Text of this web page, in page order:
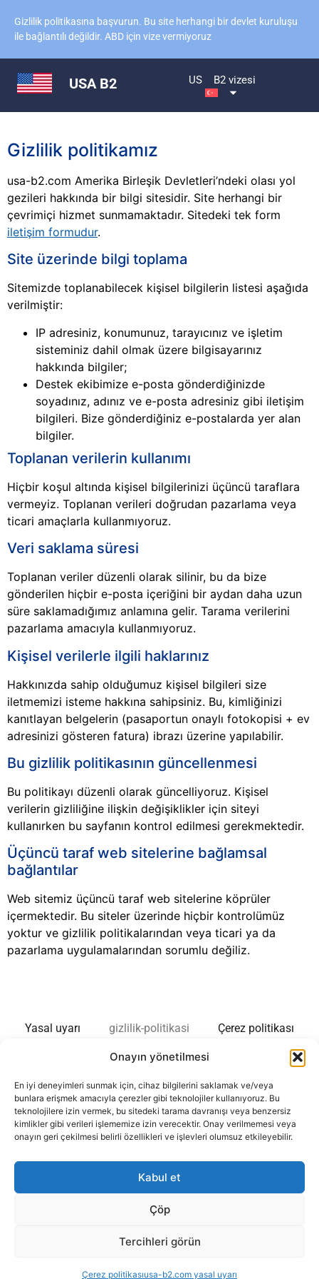
Onayın yönetilmesi
En iyi deneyimleri sunmak için, cihaz bilgilerini saklamak ve/veya
bunlara erişmek amacıyla çerezler gibi teknolojiler kullanıyoruz. Bu
teknolojilere izin vermek, bu sitedeki tarama davranışı veya benzersiz
kimlikler gibi verileri işlememize izin verecektir. Onay verilmemesi veya
onayın geri çekilmesi belirli özellikleri ve işlevleri olumsuz etkileyebilir.
Kabul et
Çöp
Tercihleri görün
Çerez politikasıusa-b2.com yasal uyarı
Gizlilik politikasına başvurun. Bu site herhangi bir devlet kuruluşu
ile bağlantılı değildir. ABD için vize vermiyoruz
USA B2 US B2 vizesi
Gizlilik politikamız
usa-b2.com Amerika Birleşik Devletleri’ndeki olası yol
gezileri hakkında bir bilgi sitesidir. Site herhangi bir
çevrimiçi hizmet sunmamaktadır. Sitedeki tek form
iletişim formudur.
Site üzerinde bilgi toplama
Sitemizde toplanabilecek kişisel bilgilerin listesi aşağıda
verilmiştir:
IP adresiniz, konumunuz, tarayıcınız ve işletim
sisteminiz dahil olmak üzere bilgisayarınız
hakkında bilgiler;
Destek ekibimize e-posta gönderdiğinizde
soyadınız, adınız ve e-posta adresiniz gibi iletişim
bilgileri. Bize gönderdiğiniz e-postalarda yer alan
bilgiler.
Toplanan verilerin kullanımı
Hiçbir koşul altında kişisel bilgilerinizi üçüncü taraflara
vermeyiz. Toplanan verileri doğrudan pazarlama veya
ticari amaçlarla kullanmıyoruz.
Veri saklama süresi
Toplanan veriler düzenli olarak silinir, bu da bize
gönderilen hiçbir e-posta içeriğini bir aydan daha uzun
süre saklamadığımız anlamına gelir. Tarama verilerini
pazarlama amacıyla kullanmıyoruz.
Kişisel verilerle ilgili haklarınız
Hakkınızda sahip olduğumuz kişisel bilgileri size
iletmemizi isteme hakkına sahipsiniz. Bu, kimliğinizi
kanıtlayan belgelerin (pasaportun onaylı fotokopisi + ev
adresinizi gösteren fatura) ibrazı üzerine yapılabilir.
Bu gizlilik politikasının güncellenmesi
Bu politikayı düzenli olarak güncelliyoruz. Kişisel
verilerin gizliliğine ilişkin değişiklikler için siteyi
kullanırken bu sayfanın kontrol edilmesi gerekmektedir.
Üçüncü taraf web sitelerine bağlamsal
bağlantılar
Web sitemiz üçüncü taraf web sitelerine köprüler
içermektedir. Bu siteler üzerinde hiçbir kontrolümüz
yoktur ve gizlilik politikalarından veya ticari ya da
pazarlama uygulamalarından sorumlu değiliz.
Yasal uyarı gizlilik-politikasi Çerez politikası
Amerika Birleşik Devletleri’nde uzun süreli kalışlar
hakkında bilgi sitesi. Sitemiz çeşitli dillerde mevcuttur.
Biz herhangi bir yönetimden bağımsız bir bilgi portalıyız.
Web sitemizin tek amacı Amerika Birleşik Devletleri’ne
seyahat edenler için bilgi sağlamaktır. Herhangi bir
herhangi bir kişisel veri toplamıyoruz.
Sitemiz diğer web sitelerine giden köprü metin
bağlantıları içerir. Bu sitelerle herhangi bir bağlantımız
uygulamalarından sorumlu değiliz. Daha fazla bilgi için